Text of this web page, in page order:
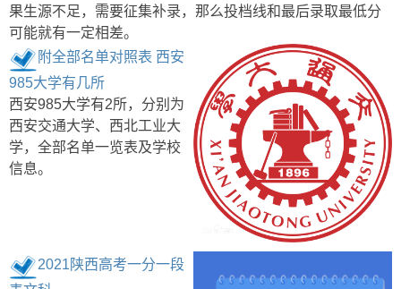
果生源不足，需要征集补录，那么投档线和最后录取最低分
可能就有一定相差。
附全部名单对照表 西安
985大学有几所
西安985大学有2所，分别为
西安交通大学、西北工业大
学，全部名单一览表及学校
信息。
2021陕西高考一分一段